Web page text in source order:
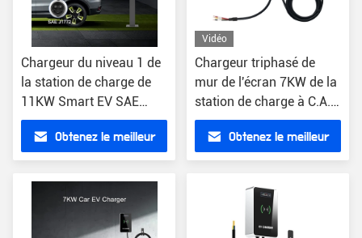
Chargeur du niveau 1 de
la station de charge de
11KW Smart EV SAE
J1772
Obtenez le meilleur
Vidéo
Chargeur triphasé de
mur de l'écran 7KW de la
station de charge à C.A.
EV 5in
Obtenez le meilleur